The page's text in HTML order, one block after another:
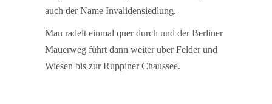
auch der Name Invalidensiedlung.
Man radelt einmal quer durch und der Berliner
Mauerweg führt dann weiter über Felder und
Wiesen bis zur Ruppiner Chaussee.